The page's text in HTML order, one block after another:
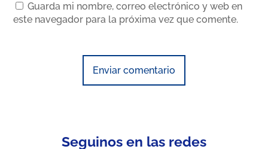
Guarda mi nombre, correo electrónico y web en
este navegador para la próxima vez que comente.
Enviar comentario
Seguinos en las redes